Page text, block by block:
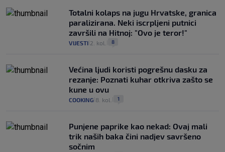
Totalni kolaps na jugu Hrvatske, granica
paralizirana. Neki iscrpljeni putnici
završili na Hitnoj: "Ovo je teror!"
VIJESTI 2. kol. 8
Većina ljudi koristi pogrešnu dasku za
rezanje: Poznati kuhar otkriva zašto se
kune u ovu
COOKING 8. kol. 1
Punjene paprike kao nekad: Ovaj mali
trik naših baka čini nadjev savršeno
sočnim